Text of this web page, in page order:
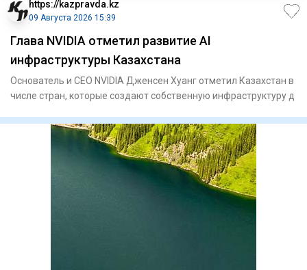
https://kazpravda.kz
09 Августа 2026 15:39
Глава NVIDIA отметил развитие AI
инфраструктуры Казахстана
Основатель и CEO NVIDIA Дженсен Хуанг отметил Казахстан в
числе стран, которые создают собственную инфраструктуру д